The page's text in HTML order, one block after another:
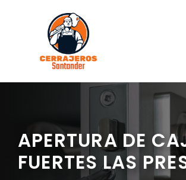
contenido
APERTURA DE
FUERTES LAS